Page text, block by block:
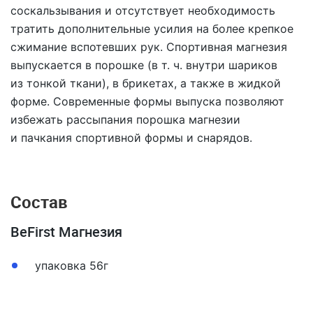
соскальзывания и отсутствует необходимость
тратить дополнительные усилия на более крепкое
сжимание вспотевших рук. Спортивная магнезия
выпускается в порошке (в т. ч. внутри шариков
из тонкой ткани), в брикетах, а также в жидкой
форме. Современные формы выпуска позволяют
избежать рассыпания порошка магнезии
и пачкания спортивной формы и снарядов.
Состав
BeFirst Магнезия
упаковка 56г